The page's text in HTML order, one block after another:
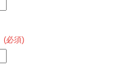
(必須)